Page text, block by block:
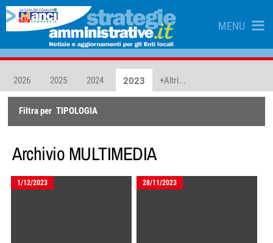
MENU
2026 2025 2024 2023 +Altri...
Filtra per TIPOLOGIA
Archivio MULTIMEDIA
1/12/2023 28/11/2023